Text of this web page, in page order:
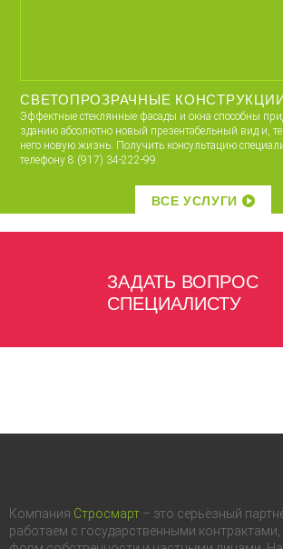
СВЕТОПРОЗРАЧНЫЕ
Эффектные стеклянные фасады и окна способны
зданию абсолютно новый презентабельный вид и,
него новую жизнь. Получить консультацию
телефону 8 (917) 34-222-99
ВСЕ УСЛУГИ
ЗАДАТЬ ВОПРОС
СПЕЦИАЛИСТУ
Компания Стросмарт – это серьёзный
работаем с государственными